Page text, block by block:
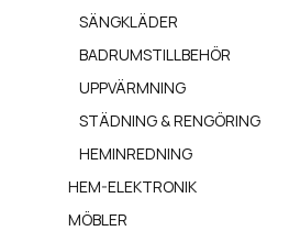
SÄNGKLÄDER
BADRUMSTILLBEHÖR
UPPVÄRMNING
STÄDNING & RENGÖRING
HEMINREDNING
HEM-ELEKTRONIK
MÖBLER